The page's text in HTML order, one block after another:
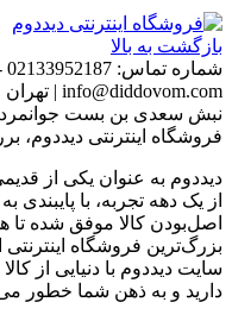
بازگشت به بالا
شماره تماس: 02133952187 - 09107008859
info@diddovom.com
|
نبش سعدی بن بست جوانمرد
فروشگاه اینترنتی دیددوم،
دیددوم به عنوان یکی از
از یک دهه تجربه، با
اصل‌بودن کالا موفق شده تا
بزرگ‌ترین فروشگاه
سایت دیددوم با دنیایی از
دارید و به ذهن شما خطور